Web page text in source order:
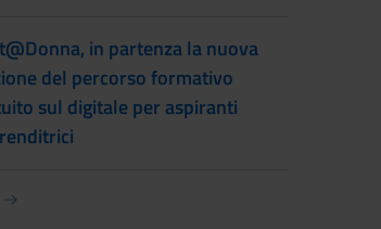
in partenza la nuova
del percorso formativo
sul digitale per aspiranti